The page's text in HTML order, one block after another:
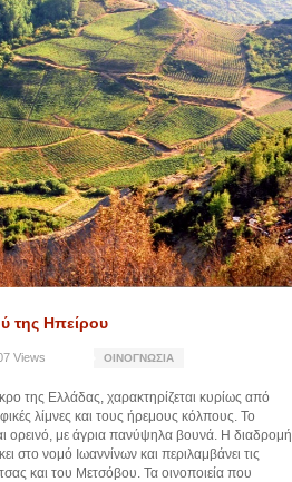
της Ηπείρου
Views ΟΙΝΟΓΝΩΣΊΑ
της Ελλάδας, χαρακτηρίζεται κυρίως από
λίμνες και τους ήρεμους κόλπους. Το
ορεινό, με άγρια πανύψηλα βουνά. Η διαδρομή
στο νομό Ιωαννίνων και περιλαμβάνει τις
και του Μετσόβου. Τα οινοποιεία που